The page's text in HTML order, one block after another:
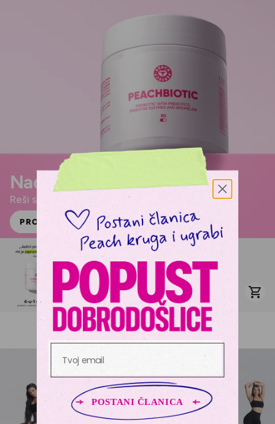
Naduta si?
Reši se nadutosti uz Peachbiotic
PROČITAJ JOŠ
Peachbiotic
KM 57,33
Formula za miran stomak
POSTANI ČLANICA